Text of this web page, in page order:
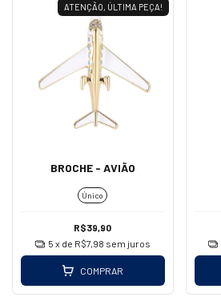
ATENÇÃO, ÚLTIMA PEÇA!
BROCHE - AVIÃO
Único
R$39,90
5 x de R$7,98 sem juros
COMPRAR